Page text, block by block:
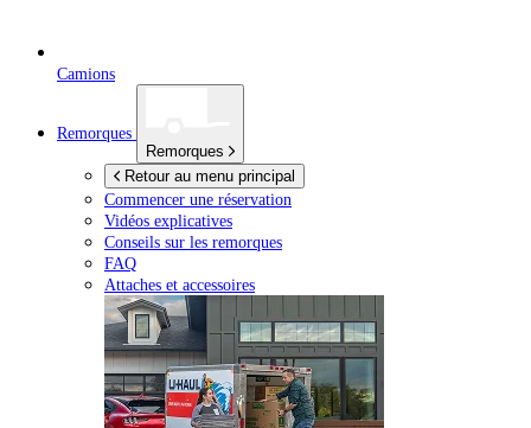
Camions
Remorques
Remorques
Retour au menu principal
Commencer une réservation
Vidéos explicatives
Conseils sur les remorques
FAQ
Attaches et accessoires